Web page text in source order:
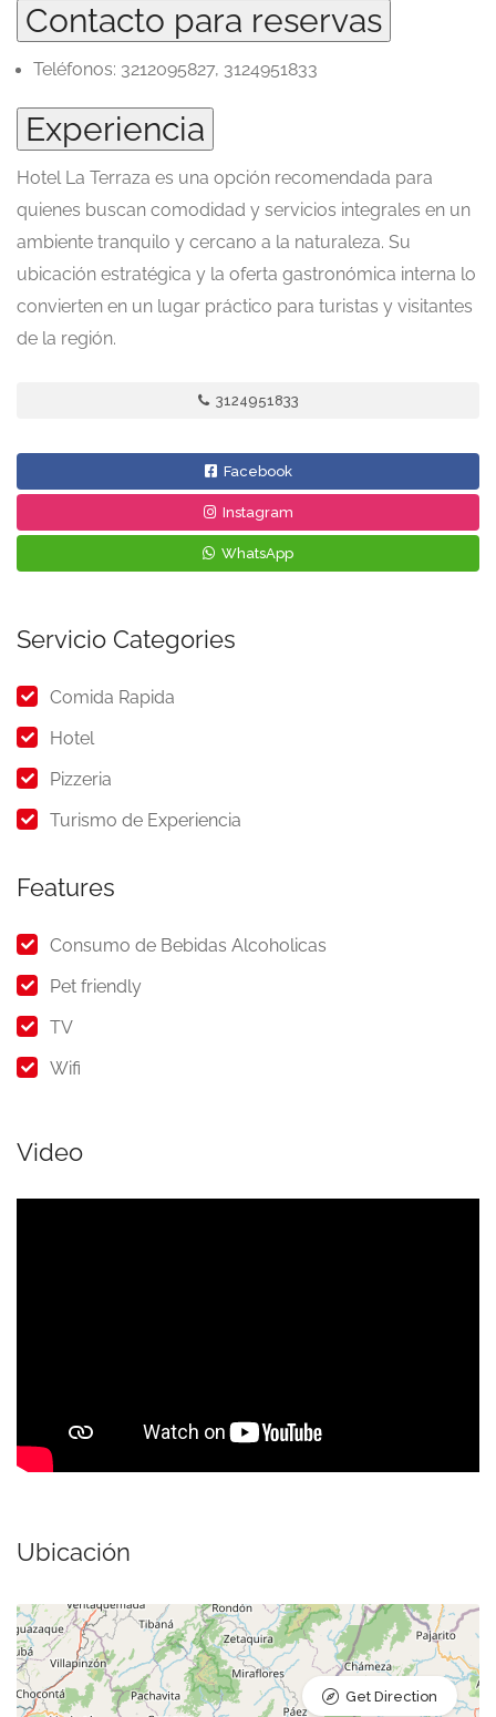
Contacto para reservas
Teléfonos: 3212095827, 3124951833
Experiencia
Hotel La Terraza es una opción recomendada para
quienes buscan comodidad y servicios integrales en un
ambiente tranquilo y cercano a la naturaleza. Su
ubicación estratégica y la oferta gastronómica interna lo
convierten en un lugar práctico para turistas y visitantes
de la región.
3124951833
Facebook
Instagram
WhatsApp
Servicio Categories
Comida Rapida
Hotel
Pizzeria
Turismo de Experiencia
Features
Consumo de Bebidas Alcoholicas
Pet friendly
TV
Wifi
Video
Ubicación
Get Direction